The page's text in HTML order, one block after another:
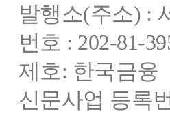
발행소(주소) :
번호 : 202-81-
제호: 한국금융
신문사업 등록